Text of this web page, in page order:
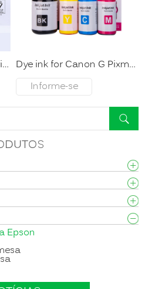
Dye inks for Brother T series Printer
Dye ink for Canon G Pixma Series
Informe-se
agora
Epson